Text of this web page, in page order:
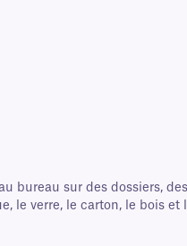
bureau sur des dossiers,
le verre, le carton, le bois et